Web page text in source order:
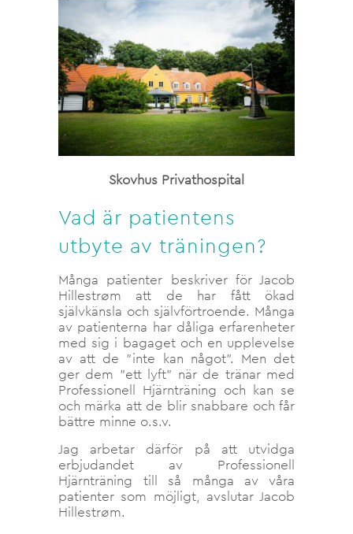
Skovhus Privathospital
Vad är patientens
utbyte av träningen?
Många patienter beskriver för Jacob
Hillestrøm att de har fått ökad
självkänsla och självförtroende. Många
av patienterna har dåliga erfarenheter
med sig i bagaget och en upplevelse
av att de ”inte kan något”. Men det
ger dem ”ett lyft” när de tränar med
Professionell Hjärnträning och kan se
och märka att de blir snabbare och får
bättre minne o.s.v.
Jag arbetar därför på att utvidga
erbjudandet av Professionell
Hjärnträning till så många av våra
patienter som möjligt, avslutar Jacob
Hillestrøm.